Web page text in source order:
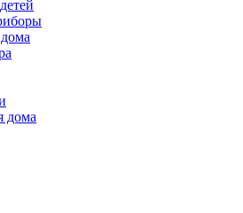
дома